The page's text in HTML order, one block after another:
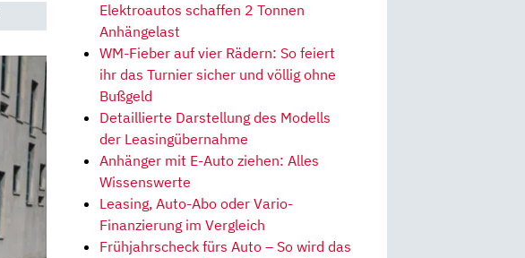
Elektroautos schaffen 2 Tonnen
Anhängelast
WM-Fieber auf vier Rädern: So feiert
ihr das Turnier sicher und völlig ohne
Bußgeld
Detaillierte Darstellung des Modells
der Leasingübernahme
Anhänger mit E-Auto ziehen: Alles
Wissenswerte
Leasing, Auto-Abo oder Vario-
Finanzierung im Vergleich
Frühjahrscheck fürs Auto – So wird das